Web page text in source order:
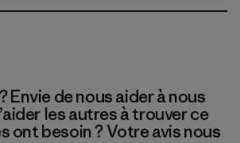
Envie de nous aider à nous
les autres à trouver ce
ont besoin ? Votre avis nous